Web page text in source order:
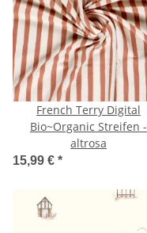
French Terry Digital
Bio~Organic Streifen -
altrosa
15,99 € *